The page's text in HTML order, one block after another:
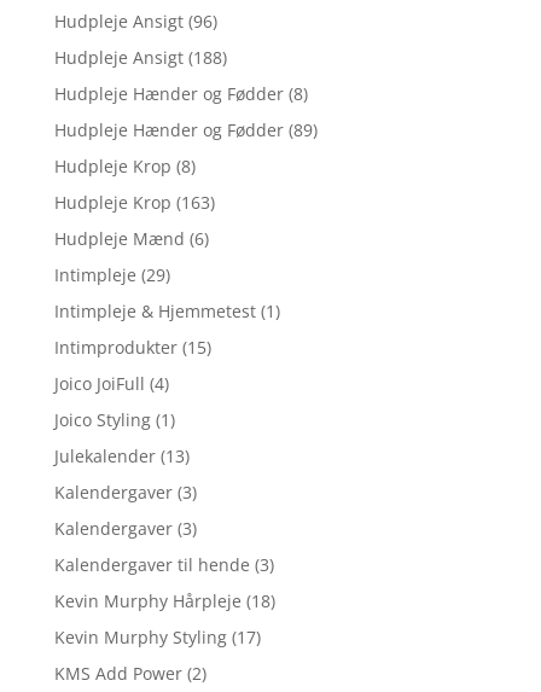
Hudpleje Ansigt (96)
Hudpleje Ansigt (188)
Hudpleje Hænder og Fødder (8)
Hudpleje Hænder og Fødder (89)
Hudpleje Krop (8)
Hudpleje Krop (163)
Hudpleje Mænd (6)
Intimpleje (29)
Intimpleje & Hjemmetest (1)
Intimprodukter (15)
Joico JoiFull (4)
Joico Styling (1)
Julekalender (13)
Kalendergaver (3)
Kalendergaver (3)
Kalendergaver til hende (3)
Kevin Murphy Hårpleje (18)
Kevin Murphy Styling (17)
KMS Add Power (2)